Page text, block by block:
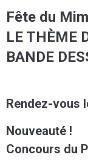
Fête du
LE THÈME
BANDE
Rendez-vous
Nouveauté !
Concours du